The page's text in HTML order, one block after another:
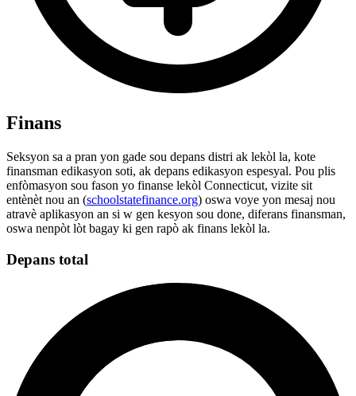
Finans
Seksyon sa a pran yon gade sou depans distri ak lekòl la, kote
finansman edikasyon soti, ak depans edikasyon espesyal. Pou plis
enfòmasyon sou fason yo finanse lekòl Connecticut, vizite sit
entènèt nou an (schoolstatefinance.org) oswa voye yon mesaj nou
atravè aplikasyon an si w gen kesyon sou done, diferans finansman,
oswa nenpòt lòt bagay ki gen rapò ak finans lekòl la.
Depans total